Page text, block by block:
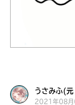
うさみふ(元
2021年08月